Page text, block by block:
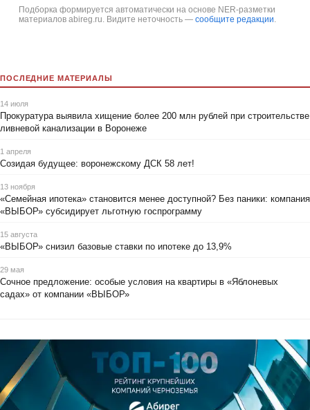
Подборка формируется автоматически на основе NER-разметки
материалов abireg.ru. Видите неточность — сообщите редакции
ПОСЛЕДНИЕ МАТЕРИАЛЫ
14 июля
Прокуратура выявила хищение более 200 млн рублей при строительстве
ливневой канализации в Воронеже
1 апреля
Созидая будущее: воронежскому ДСК 58 лет!
13 ноября
«Семейная ипотека» становится менее доступной? Без паники: компания
«ВЫБОР» субсидирует льготную госпрограмму
15 августа
«ВЫБОР» снизил базовые ставки по ипотеке до 13,9%
29 мая
Сочное предложение: особые условия на квартиры в «Яблоневых
садах» от компании «ВЫБОР»